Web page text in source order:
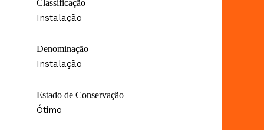
Classificação
Instalação
Denominação
Instalação
Estado de Conservação
Ótimo